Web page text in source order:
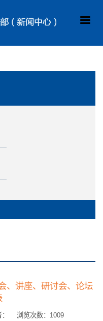
、讲座、研讨会、论坛
浏览次数： 1009